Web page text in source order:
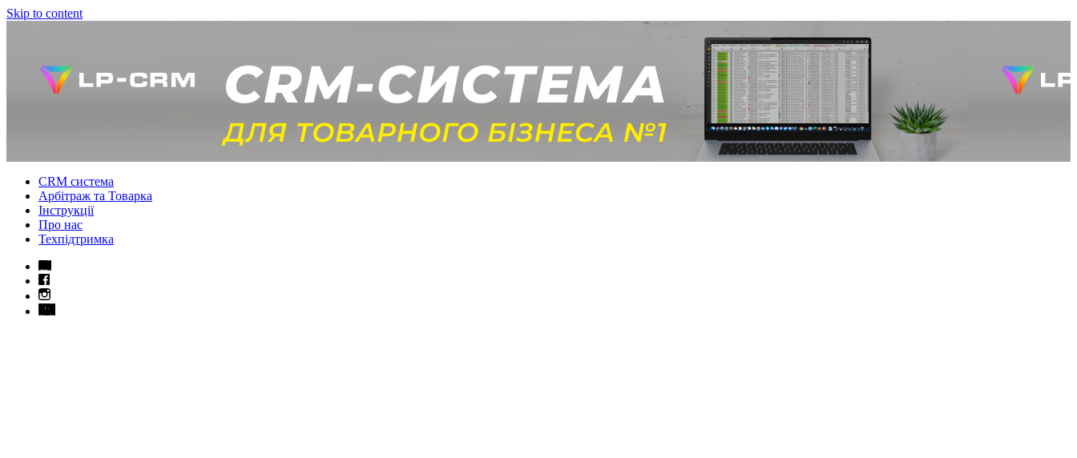
Skip to content
CRM система
Арбітраж та Товарка
Інструкції
Про нас
Техпідтримка